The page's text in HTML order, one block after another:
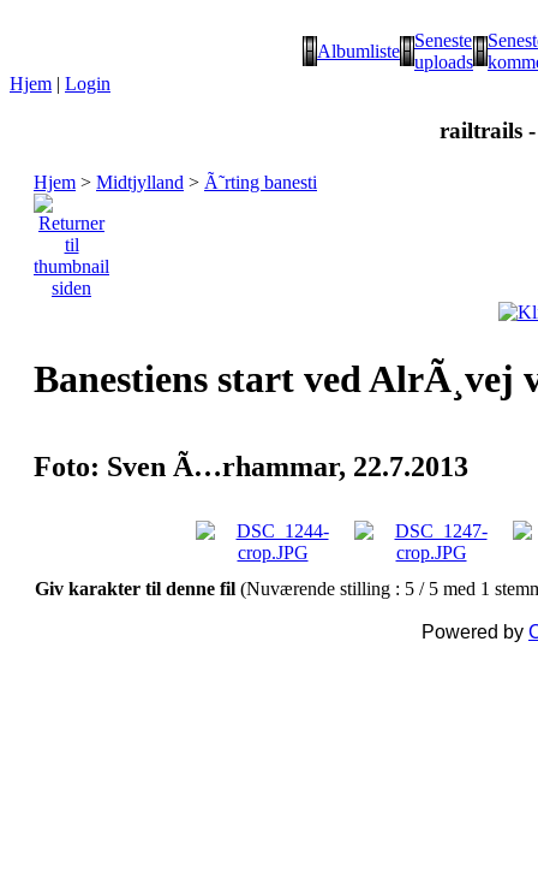
Albumliste
Seneste
uploads
Hjem | Login
railtrails
Hjem > Midtjylland > Ã˜rting banesti
Banestiens start ved AlrÃ¸vej
Foto: Sven Ã…rhammar, 22.7.2013
Giv karakter til denne fil (Nuværende stilling : 5 / 5 med 1
Powered by